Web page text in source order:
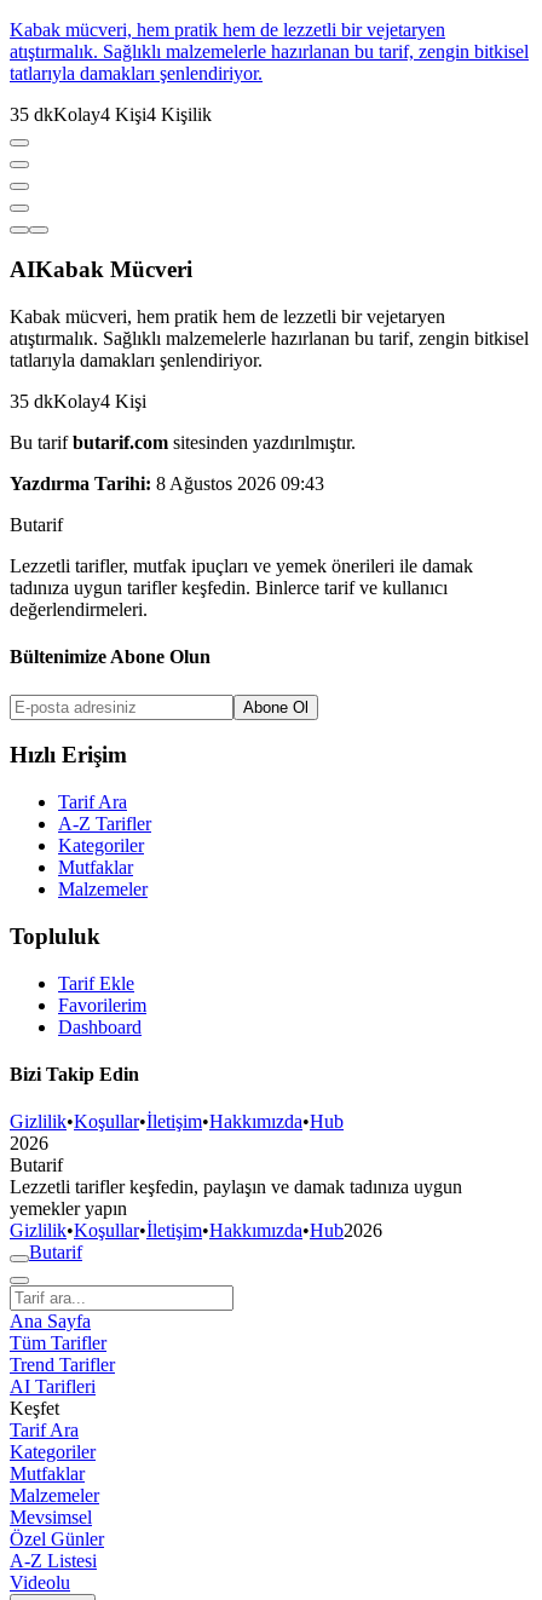
Kabak mücveri, hem pratik hem de lezzetli bir vejetaryen
atıştırmalık. Sağlıklı malzemelerle hazırlanan bu tarif, zengin bitkisel
tatlarıyla damakları şenlendiriyor.
35 dkKolay4 Kişi4 Kişilik
AIKabak Mücveri
Kabak mücveri, hem pratik hem de lezzetli bir vejetaryen
atıştırmalık. Sağlıklı malzemelerle hazırlanan bu tarif, zengin bitkisel
tatlarıyla damakları şenlendiriyor.
35 dkKolay4 Kişi
Bu tarifbutarif.com sitesinden yazdırılmıştır.
Yazdırma Tarihi: 8 Ağustos 2026 09:43
Butarif
Lezzetli tarifler, mutfak ipuçları ve yemek önerileri ile damak
tadınıza uygun tarifler keşfedin. Binlerce tarif ve kullanıcı
değerlendirmeleri.
Bültenimize Abone Olun
Abone Ol
Hızlı Erişim
Tarif Ara
A-Z Tarifler
Kategoriler
Mutfaklar
Malzemeler
Topluluk
Tarif Ekle
Favorilerim
Dashboard
Bizi Takip Edin
Gizlilik•Koşullar•İletişim•Hakkımızda•Hub
2026
Butarif
Lezzetli tarifler keşfedin, paylaşın ve damak tadınıza uygun
yemekler yapın
Gizlilik•Koşullar•İletişim•Hakkımızda•Hub2026
Butarif
Ana Sayfa
Tüm Tarifler
Trend Tarifler
AI Tarifleri
Keşfet
Tarif Ara
Kategoriler
Mutfaklar
Malzemeler
Mevsimsel
Özel Günler
A-Z Listesi
Videolu